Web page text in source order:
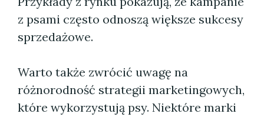
z psami często odnoszą większe sukcesy
sprzedażowe.
Warto także zwrócić uwagę na
różnorodność strategii marketingowych,
które wykorzystują psy. Niektóre marki